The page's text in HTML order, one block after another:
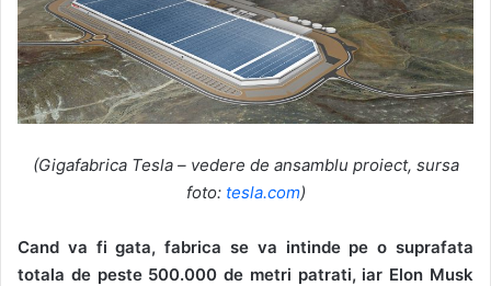
(Gigafabrica Tesla – vedere de ansamblu proiect, sursa
foto: tesla.com)
Cand va fi gata, fabrica se va intinde pe o suprafata
totala de peste 500.000 de metri patrati, iar Elon Musk